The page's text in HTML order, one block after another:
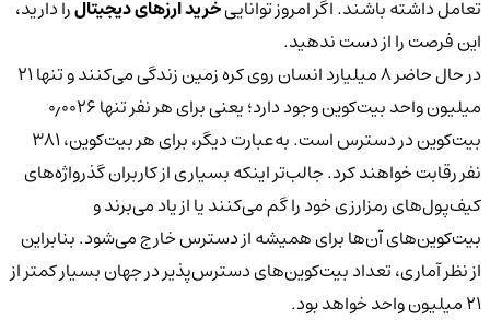
تعامل داشته باشند. اگر امروز تواناییخرید ارزهای دیجیتالرا دارید،
این فرصت را از دست ندهید.
در حال حاضر ۸ میلیارد انسان روی کره زمین زندگی می‌کنند و تنها ۲۱
میلیون واحد بیت‌کوین وجود دارد؛ یعنی برای هر نفر تنها ۰٫۰۰۲۶
بیت‌کوین در دسترس است. به‌عبارت دیگر، برای هر بیت‌کوین، ۳۸۱
نفر رقابت خواهند کرد. جالب‌تر اینکه بسیاری از کاربران گذرواژه‌های
کیف‌پول‌های رمزارزی خود را گم می‌کنند یا از یاد می‌برند و
بیت‌کوین‌های آن‌ها برای همیشه از دسترس خارج می‌شود. بنابراین
از نظر آماری، تعداد بیت‌کوین‌های دسترس‌پذیر در جهان بسیار کمتر از
۲۱ میلیون واحد خواهد بود.